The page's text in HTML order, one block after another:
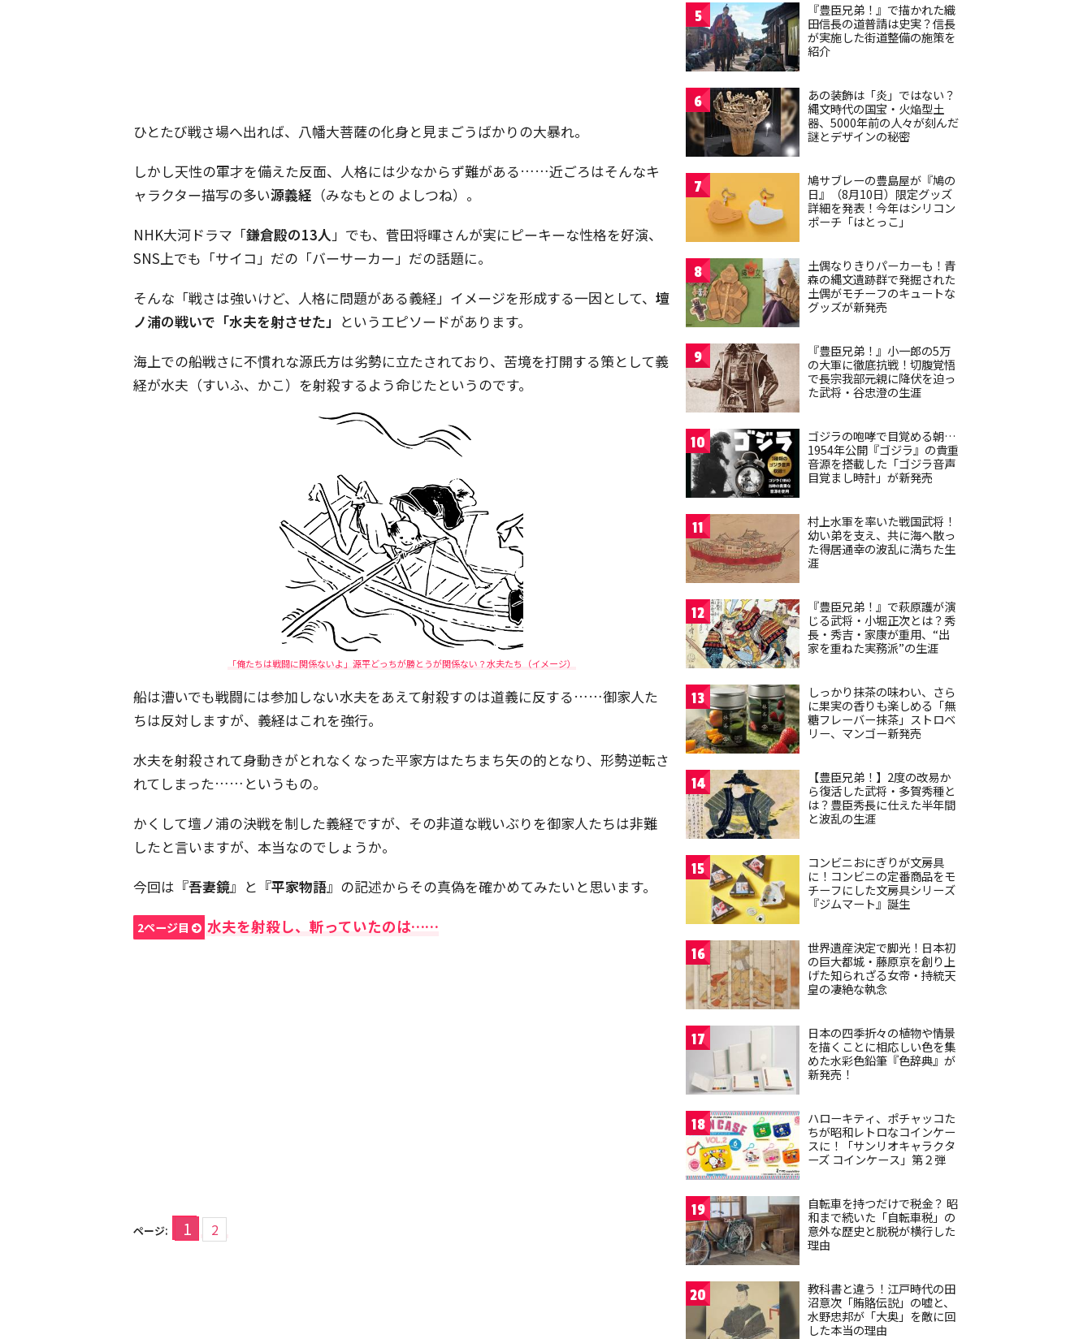
ひとたび戦さ場へ出れば、八幡大菩薩の化身と見まごうばかりの大暴れ。
しかし天性の軍才を備えた反面、人格には少なからず難がある……近ごろはそんなキ
ャラクター描写の多い源義経 （みなもとの よしつね）。
NHK大河ドラマ「鎌倉殿の13人」でも、菅田将暉さんが実にピーキーな性格を好演、
SNS上でも「サイコ」だの「バーサーカー」だの話題に。
そんな「戦さは強いけど、人格に問題がある義経」イメージを形成する一因として、 壇
ノ浦の戦いで「水夫を射させた」 というエピソードがあります。
海上での船戦さに不慣れな源氏方は劣勢に立たされており、苦境を打開する策として義
経が水夫（すいふ、かこ）を射殺するよう命じたというのです。
「俺たちは戦闘に関係ないよ」源平どっちが勝とうが関係ない？水夫たち（イメージ）
船は漕いでも戦闘には参加しない水夫をあえて射殺すのは道義に反する……御家人た
ちは反対しますが、義経はこれを強行。
水夫を射殺されて身動きがとれなくなった平家方はたちまち矢の的となり、形勢逆転さ
れてしまった……というもの。
かくして壇ノ浦の決戦を制した義経ですが、その非道な戦いぶりを御家人たちは非難
したと言いますが、本当なのでしょうか。
今回は『吾妻鏡』と『平家物語』の記述からその真偽を確かめてみたいと思います。
2ページ目 水夫を射殺し、斬っていたのは……
ページ: 1 2
5
『豊臣兄弟！』で描かれた織
田信長の道普請は史実？信長
が実施した街道整備の施策を
紹介
6
あの装飾は「炎」ではない？
縄文時代の国宝・火焔型土
器、5000年前の人々が刻んだ
謎とデザインの秘密
7
鳩サブレーの豊島屋が『鳩の
日』（8月10日）限定グッズ
詳細を発表！今年はシリコン
ポーチ「はとっこ」
8
土偶なりきりパーカーも！青
森の縄文遺跡群で発掘された
土偶がモチーフのキュートな
グッズが新発売
9
『豊臣兄弟！』小一郎の5万
の大軍に徹底抗戦！切腹覚悟
で長宗我部元親に降伏を迫っ
た武将・谷忠澄の生涯
10
ゴジラの咆哮で目覚める朝…
1954年公開『ゴジラ』の貴重
音源を搭載した「ゴジラ音声
目覚まし時計」が新発売
11
村上水軍を率いた戦国武将！
幼い弟を支え、共に海へ散っ
た得居通幸の波乱に満ちた生
涯
12
『豊臣兄弟！』で萩原護が演
じる武将・小堀正次とは？秀
長・秀吉・家康が重用、“出
家を重ねた実務派”の生涯
13
しっかり抹茶の味わい、さら
に果実の香りも楽しめる「無
糖フレーバー抹茶」ストロベ
リー、マンゴー新発売
14
【豊臣兄弟！】2度の改易か
ら復活した武将・多賀秀種と
は？豊臣秀長に仕えた半年間
と波乱の生涯
15
コンビニおにぎりが文房具
に！コンビニの定番商品をモ
チーフにした文房具シリーズ
『ジムマート』誕生
16
世界遺産決定で脚光！日本初
の巨大都城・藤原京を創り上
げた知られざる女帝・持統天
皇の凄絶な執念
17
日本の四季折々の植物や情景
を描くことに相応しい色を集
めた水彩色鉛筆『色辞典』が
新発売！
18
ハローキティ、ポチャッコた
ちが昭和レトロなコインケー
スに！「サンリオキャラクタ
ーズ コインケース」第２弾
19
自転車を持つだけで税金？ 昭
和まで続いた「自転車税」の
意外な歴史と脱税が横行した
理由
20
教科書と違う！江戸時代の田
沼意次「賄賂伝説」の嘘と、
水野忠邦が「大奥」を敵に回
した本当の理由